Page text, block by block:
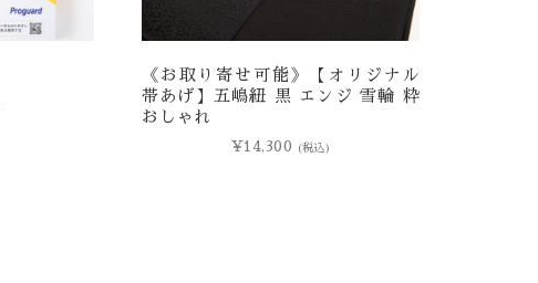
《お取り寄せ可能》【オリジナル
帯あげ】五嶋紐 黒 エンジ 雪輪 粋
おしゃれ
¥14,300 (税込)